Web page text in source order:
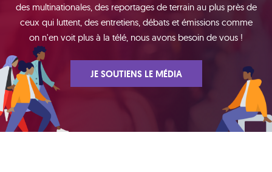
des multinationales, des reportages de terrain au plus près de
ceux qui luttent, des entretiens, débats et émissions comme
on n'en voit plus à la télé, nous avons besoin de vous !
JE SOUTIENS LE MÉDIA